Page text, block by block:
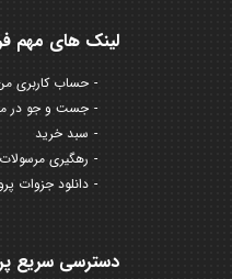
لینک های مهم
حساب کاربری
جست و جو در
سبد خرید
رهگیری
دانلود جزوات
دسترسی سریع